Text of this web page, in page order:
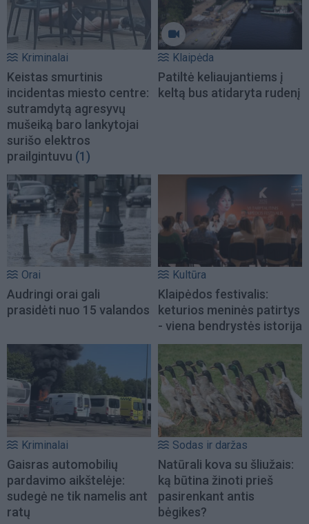
Kriminalai
Keistas smurtinis
incidentas miesto centre:
sutramdytą agresyvų
mušeiką baro lankytojai
surišo elektros
prailgintuvu (1)
Klaipėda
Patiltė keliaujantiems į
keltą bus atidaryta rudenį
Orai
Audringi orai gali
prasidėti nuo 15 valandos
Kultūra
Klaipėdos festivalis:
keturios meninės patirtys
- viena bendrystės istorija
Kriminalai
Gaisras automobilių
pardavimo aikštelėje:
sudegė ne tik namelis ant
ratų
Sodas ir daržas
Natūrali kova su šliužais:
ką būtina žinoti prieš
pasirenkant antis
bėgikes?